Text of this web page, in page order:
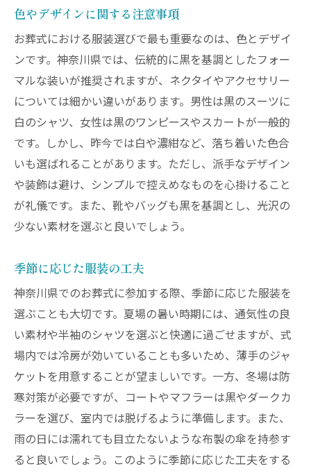
心の準備を整えるために
神奈川県の地域性を考慮したお葬式の服装アド
バイス
地域の文化を理解する
地元住民の意見を参考に
神奈川県独自の服装規定
地域ごとの気候に応じた選択
親族との相談ポイント
地元行事と服装との関係
お葬式の服装で気をつけたい神奈川県特有の習
伝統的な服装の重要性
時代と共に変わる服装のトレンド
地域イベントとの関連性
特定の色が持つ意味合い
地元住民が重視するマナー
法要での服装の変化
葬儀での服装選びを成功させるためのガイド
事前に知っておくべきこと
服装選びのタイムライン
色やデザインに関する注意事項
お葬式における服装選びで最も重要なのは、色とデザイ
ンです。神奈川県では、伝統的に黒を基調としたフォー
マルな装いが推奨されますが、ネクタイやアクセサリー
については細かい違いがあります。男性は黒のスーツに
白のシャツ、女性は黒のワンピースやスカートが一般的
です。しかし、昨今では白や濃紺など、落ち着いた色合
いも選ばれることがあります。ただし、派手なデザイン
や装飾は避け、シンプルで控えめなものを心掛けること
が礼儀です。また、靴やバッグも黒を基調とし、光沢の
少ない素材を選ぶと良いでしょう。
季節に応じた服装の工夫
神奈川県でのお葬式に参加する際、季節に応じた服装を
選ぶことも大切です。夏場の暑い時期には、通気性の良
い素材や半袖のシャツを選ぶと快適に過ごせますが、式
場内では冷房が効いていることも多いため、薄手のジャ
ケットを用意することが望ましいです。一方、冬場は防
寒対策が必要ですが、コートやマフラーは黒やダークカ
ラーを選び、室内では脱げるように準備します。また、
雨の日には濡れても目立たないような布製の傘を持参す
ると良いでしょう。このように季節に応じた工夫をする